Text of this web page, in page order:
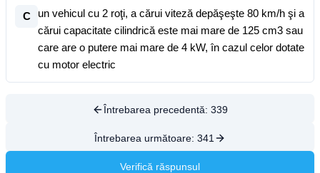
C
un vehicul cu 2 roţi, a cărui viteză depăşeşte 80 km/h şi a
cărui capacitate cilindrică este mai mare de 125 cm3 sau
care are o putere mai mare de 4 kW, în cazul celor dotate
cu motor electric
Întrebarea precedentă: 339
Întrebarea următoare: 341
Verifică răspunsul